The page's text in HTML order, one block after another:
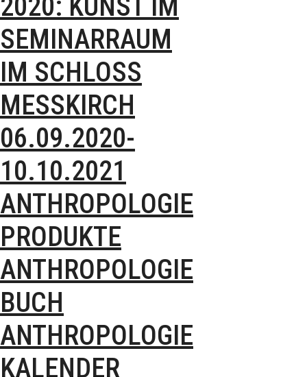
2020: KUNST IM
SEMINARRAUM
IM SCHLOSS
MESSKIRCH 0
6.09.2020-1
0.10.2021
ANTHROPOLOGIE
PRODUKTE
ANTHROPOLOGIE
BUCH
ANTHROPOLOGIE
KALENDER